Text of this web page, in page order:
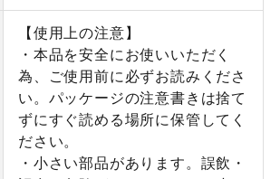
【使用上の注意】
・本品を安全にお使いいただく
為、ご使用前に必ずお読みくださ
い。パッケージの注意書きは捨て
ずにすぐ読める場所に保管してく
ださい。
・小さい部品があります。誤飲・